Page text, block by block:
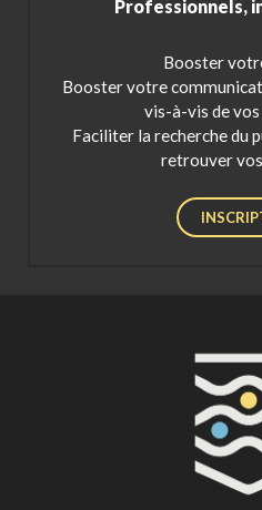
Professionnels,
Booster
Booster votre
vis-à-vis de
Faciliter la recherche du
retrouver